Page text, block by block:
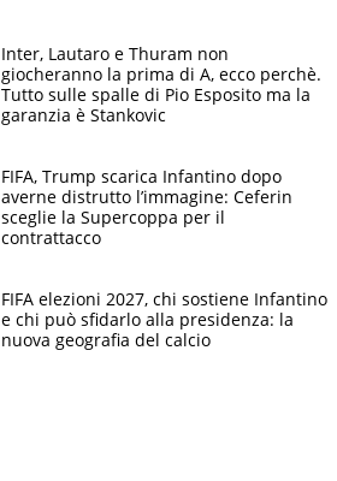
Inter, Lautaro e Thuram non
giocheranno la prima di A, ecco perchè.
Tutto sulle spalle di Pio Esposito ma la
garanzia è Stankovic
FIFA, Trump scarica Infantino dopo
averne distrutto l’immagine: Ceferin
sceglie la Supercoppa per il
contrattacco
FIFA elezioni 2027, chi sostiene Infantino
e chi può sfidarlo alla presidenza: la
nuova geografia del calcio